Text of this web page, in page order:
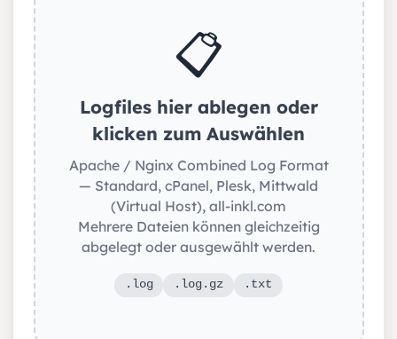
📋
Logfiles hier ablegen oder
klicken zum Auswählen
Apache / Nginx Combined Log Format
— Standard, cPanel, Plesk, Mittwald
(Virtual Host), all-inkl.com
Mehrere Dateien können gleichzeitig
abgelegt oder ausgewählt werden.
.log .log.gz .txt